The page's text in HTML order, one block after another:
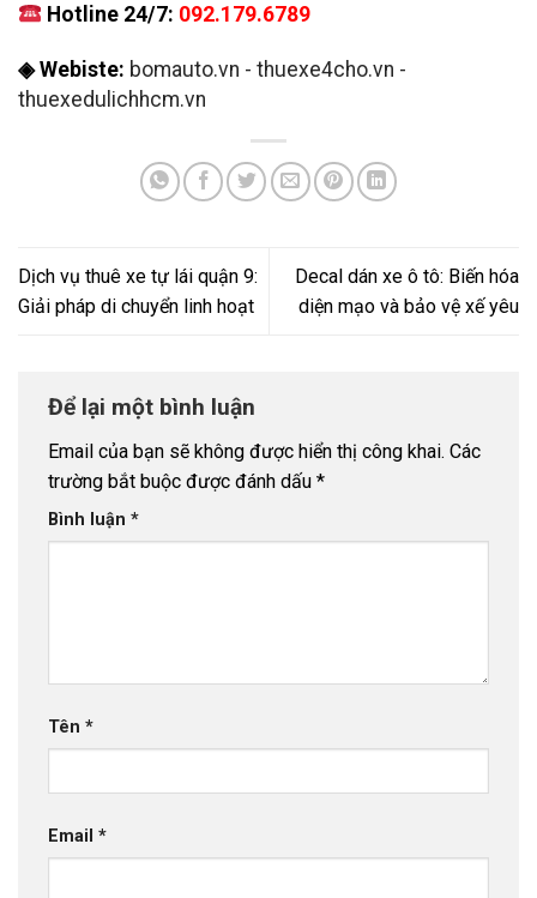
Hotline 24/7: 092.179.6789
◈ Webiste: bomauto.vn - thuexe4cho.vn -
thuexedulichhcm.vn
Dịch vụ thuê xe tự lái quận 9:
Giải pháp di chuyển linh hoạt
Decal dán xe ô tô: Biến hóa
diện mạo và bảo vệ xế yêu
Để lại một bình luận
Email của bạn sẽ không được hiển thị công khai. Các
trường bắt buộc được đánh dấu *
Bình luận *
Tên *
Email *